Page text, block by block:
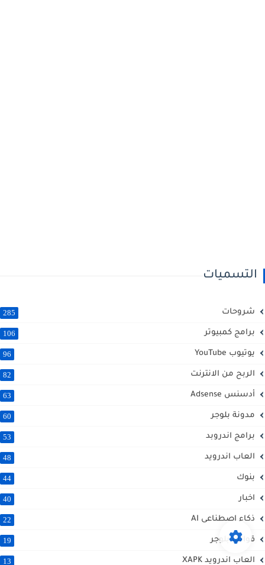
التسميات
شروحات 285
برامج كمبيوتر 106
يوتيوب YouTube 96
الربح من الانترنت 82
أدسنس Adsense 63
مدونة بلوجر 60
برامج اندروبد 53
العاب اندرويد 48
بنوك 44
اخبار 40
ذكاء اصطناعى AI 22
قوالب بلوجر 19
العاب اندرويد XAPK 13